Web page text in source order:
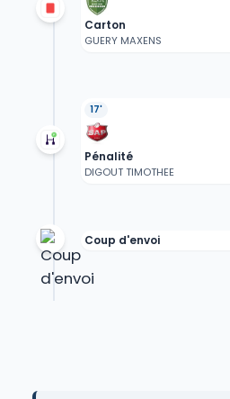
Carton
GUERY MAXENS
17'
Pénalité
DIGOUT TIMOTHEE
Coup d'envoi